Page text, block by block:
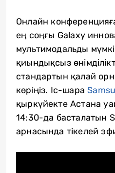
Онлайн
ең соңғы Galaxy
мультимодальды
қиындықсыз
стандартын қалай
көріңіз. Іс-шара
қыркүйекте Астана
14:30-да басталатын
арнасында тікелей